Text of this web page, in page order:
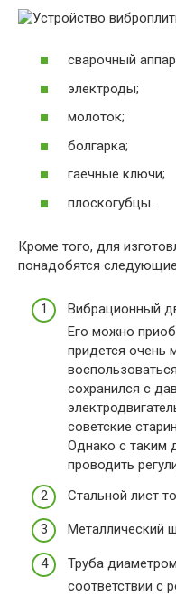
сварочный
электроды;
молоток;
болгарка;
гаечные ключи;
плоскогубцы.
Кроме того, для
понадобятся
Вибрационный
Его можно
придется очень
сохранился с
советские
Однако с таким
проводить
Стальной лист
Металлический
Труба
соответствии с